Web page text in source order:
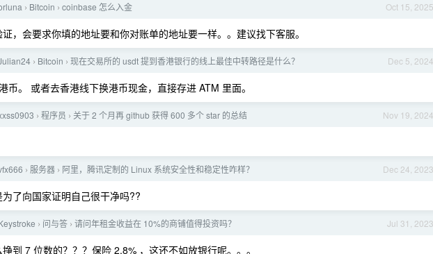
Oct 15, 2025
› Bitcoin › coinbase 怎么入金
，会要求你填的地址要和你对账单的地址要一样。。建议找下客服。
Dec 5, 2024
› Bitcoin › 现在交易所的 usdt 提到香港银行的线上最佳中转路径是什么？
币。 或者去香港线下换港币现金，直接存进 ATM 里面。
Nov 19, 2024
› 程序员 › 关于 2 个月再 github 获得 600 多个 star 的总结
Dec 24, 2023
› 服务器 › 阿里，腾讯定制的 Linux 系统安全性和稳定性咋样？
了向国家证明自己很干净吗??
Jul 31, 2023
› 问与答 › 请问年租金收益在 10%的商铺值得投资吗？
到 7 位数的？？？保险 2.8% ，这还不如放银行呢。。。